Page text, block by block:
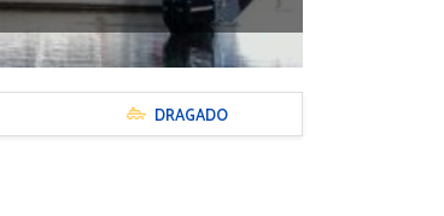
DRAGADO